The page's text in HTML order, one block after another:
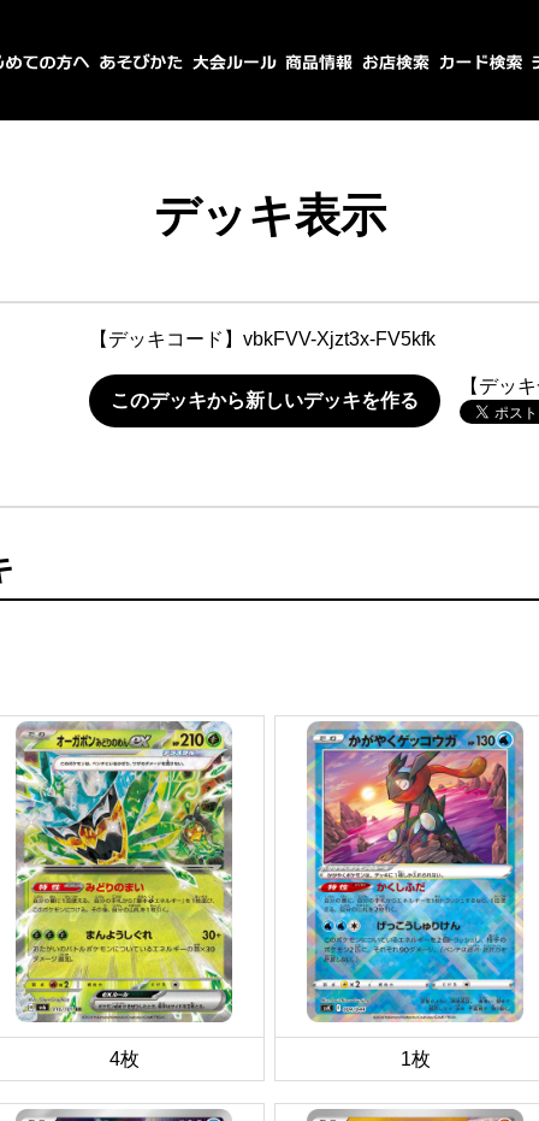
デッキ表示
【デッキコード】 vbkFVV-Xjzt3x-FV5kfk
このデッキから新しいデッキを作る
【デッ
4枚 1枚